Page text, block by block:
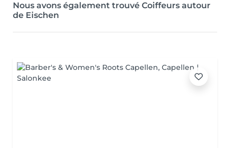
Nous avons également trouvé Coiffeurs autour
de Eischen